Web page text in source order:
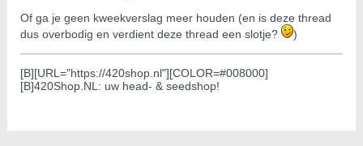
Of ga je geen kweekverslag meer houden (en is deze thread
dus overbodig en verdient deze thread een slotje?
)
[B][URL="https://420shop.nl"][COLOR=#008000]
[B]420Shop.NL: uw head- & seedshop!